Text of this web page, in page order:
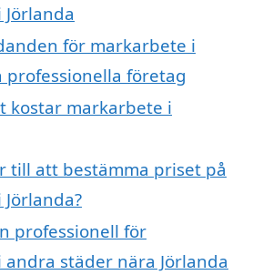
för markarbete i
professionella företag
kostar markarbete i
till att bestämma priset på
professionell för
städer nära Jörlanda